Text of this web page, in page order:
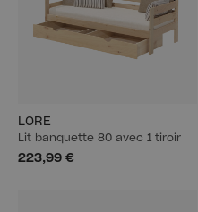
LORE
Lit banquette 80 avec 1 tiroir
223,99 €